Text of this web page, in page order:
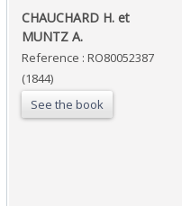
‎CHAUCHARD H. et
MUNTZ A.‎
Reference : RO80052387
(1844)
See the book